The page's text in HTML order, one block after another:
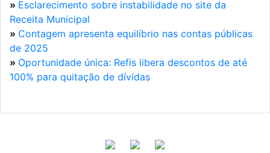
» Esclarecimento sobre instabilidade no site da
Receita Municipal
» Contagem apresenta equilíbrio nas contas públicas
de 2025
» Oportunidade única: Refis libera descontos de até
100% para quitação de dívidas